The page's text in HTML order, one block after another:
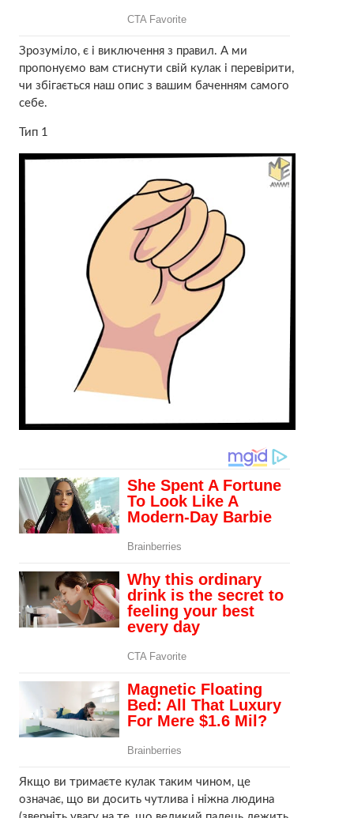
Зрозуміло, є і виключення з правил. А ми
пропонуємо вам стиснути свій кулак і перевірити,
чи збігається наш опис з вашим баченням самого
себе.
Тип 1
Якщо ви тримаєте кулак таким чином, це
означає, що ви досить чутлива і ніжна людина